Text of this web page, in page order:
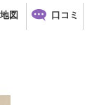
地図 口コミ